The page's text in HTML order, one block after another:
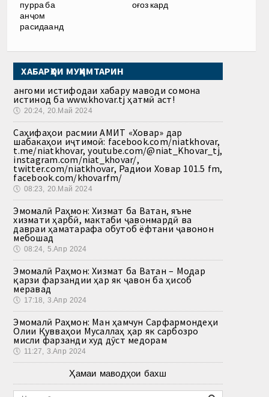
пурра ба
анҷом
расидаанд
оғоз кард
ХАБАРҲОИ МУҲИМТАРИН
Ҳангоми истифодаи хабару маводи сомона
истинод ба www.khovar.tj ҳатмӣ аст!
🕔 20:24, 20.Май 2024
Саҳифаҳои расмии АМИТ «Ховар» дар
шабакаҳои иҷтимоӣ: facebook.com/niatkhovar,
t.me/niatkhovar, youtube.com/@niat_Khovar_tj,
instagram.com/niat_khovar/,
twitter.com/niatkhovar, Радиои Ховар 101.5 fm,
facebook.com/khovarfm/
🕔 08:23, 20.Май 2024
Эмомалӣ Раҳмон: Хизмат ба Ватан, яъне
хизмати ҳарбӣ, мактаби ҷавонмардӣ ва
давраи ҳаматарафа обутоб ёфтани ҷавонон
мебошад
🕔 08:24, 5.Апр 2024
Эмомалӣ Раҳмон: Хизмат ба Ватан – Модар
қарзи фарзандии ҳар як ҷавон ба ҳисоб
меравад
🕔 17:18, 3.Апр 2024
Эмомалӣ Раҳмон: Ман ҳамчун Сарфармондеҳи
Олии Қувваҳои Мусаллаҳ ҳар як сарбозро
мисли фарзанди худ дӯст медорам
🕔 11:27, 3.Апр 2024
Ҳамаи маводҳои бахш